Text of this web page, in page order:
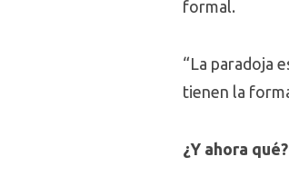
formal.
“La paradoja
tienen la
¿Y ahora qué?